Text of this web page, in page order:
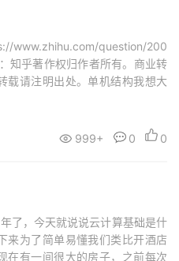
www.zhihu.com/question/200
知乎著作权归作者所有。商业转
载请注明出处。单机结构我想大
这个项目部署在一台服务器上
台服务器提供。这就...
999+ 0 0
了，今天就说说云计算基础是什
来为了简单易懂我们类比开酒店
在有一间很大的房子，之前每次